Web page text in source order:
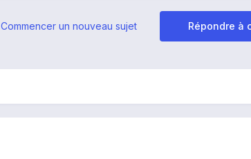
Répondre à
Commencer un nouveau sujet